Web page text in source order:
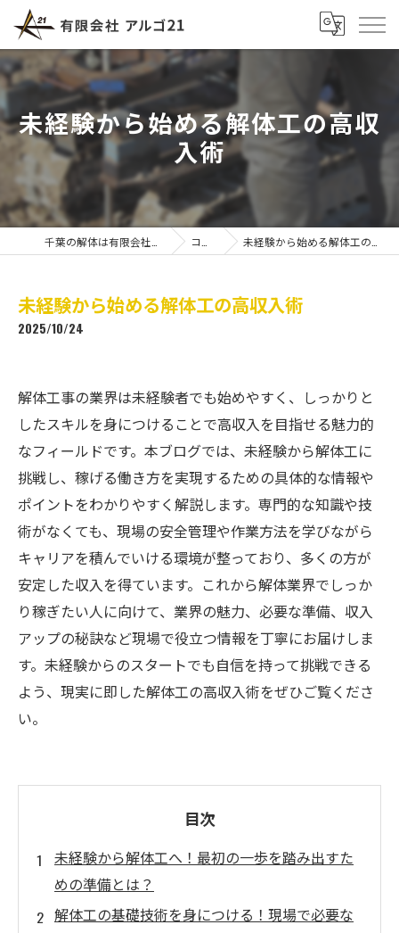
未経験から始める解体工の高収
入術
コラム 未経験から始める解体工の高収入術
未経験から始める解体工の高収入術
2025/10/24
解体工事の業界は未経験者でも始めやすく、しっかりと
したスキルを身につけることで高収入を目指せる魅力的
なフィールドです。本ブログでは、未経験から解体工に
挑戦し、稼げる働き方を実現するための具体的な情報や
ポイントをわかりやすく解説します。専門的な知識や技
術がなくても、現場の安全管理や作業方法を学びながら
キャリアを積んでいける環境が整っており、多くの方が
安定した収入を得ています。これから解体業界でしっか
り稼ぎたい人に向けて、業界の魅力、必要な準備、収入
アップの秘訣など現場で役立つ情報を丁寧にお届けしま
す。未経験からのスタートでも自信を持って挑戦できる
よう、現実に即した解体工の高収入術をぜひご覧くださ
い。
目次
未経験から解体工へ！最初の一歩を踏み出すた
めの準備とは？
解体工の基礎技術を身につける！現場で必要な